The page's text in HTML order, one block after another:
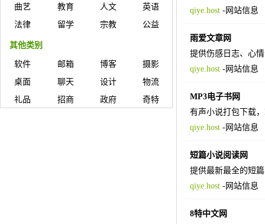
曲艺
教育 人文
英语
法律
留学 宗教 公益
其他类别
软件 邮箱 博客
摄影
桌面
聊天 设计
物流
礼品
招商 政府 奇特
qiye.host-网站信息
雨爱文章网
提供伤感日志、心
qiye.host-网站信息
MP3电子书网
有声小说打包下载
qiye.host-网站信息
短篇小说阅读网
提供最新最全的短
qiye.host-网站信息
8特中文网